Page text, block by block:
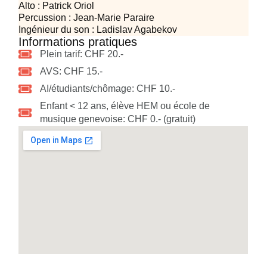
Alto : Patrick Oriol
Percussion :Jean-Marie Paraire
Ingénieur du son : Ladislav Agabekov
Informations pratiques
Plein tarif: CHF 20.-
AVS: CHF 15.-
AI/étudiants/chômage: CHF 10.-
Enfant < 12 ans, élève HEM ou école de
musique genevoise: CHF 0.- (gratuit)